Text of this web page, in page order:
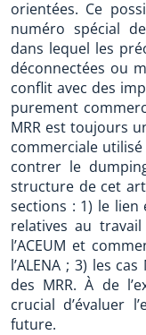
orientées. Ce
numéro spécial
dans lequel les
déconnectées ou
conflit avec des
purement
MRR est toujours
commerciale
contrer le
structure de cet
sections : 1) le
relatives au
l’ACEUM et
l’ALENA ; 3) les
des MRR. À de
crucial d’évaluer
future.